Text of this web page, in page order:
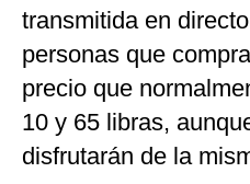
transmitida en
personas que
precio que
10 y 65 libras,
disfrutarán de la